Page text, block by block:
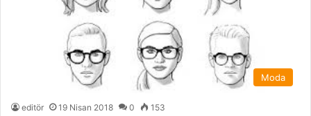
Moda
editör 19 Nisan 2018 0 153